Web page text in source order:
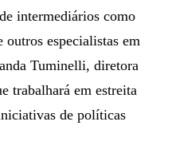
intermediários como
especialistas em
Tuminelli, diretora
trabalhará em estreita
de políticas